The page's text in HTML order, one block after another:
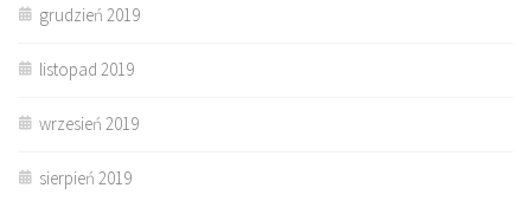
grudzień 2019
listopad 2019
wrzesień 2019
sierpień 2019